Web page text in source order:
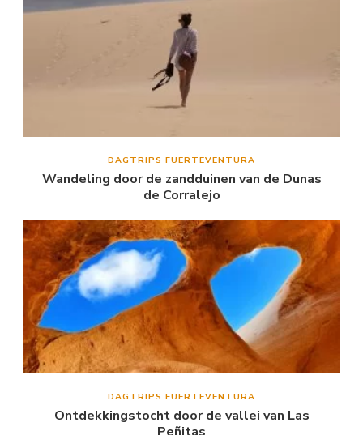
DAGTRIPS FUERTEVENTURA
Wandeling door de zandduinen van de Dunas
de Corralejo
DAGTRIPS FUERTEVENTURA
Ontdekkingstocht door de vallei van Las
Peñitas